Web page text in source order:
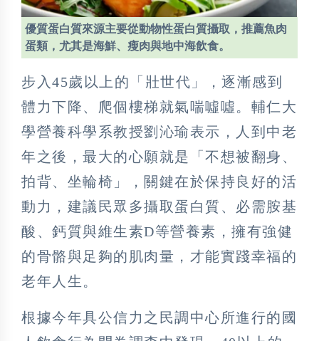
優質蛋白質來源主要從動物性蛋白質攝取，推薦魚肉
蛋類，尤其是海鮮、瘦肉與地中海飲食。
步入45歲以上的「壯世代」，逐漸感到
體力下降、爬個樓梯就氣喘噓噓。輔仁大
學營養科學系教授劉沁瑜表示，人到中老
年之後，最大的心願就是「不想被翻身、
拍背、坐輪椅」，關鍵在於保持良好的活
動力，建議民眾多攝取蛋白質、必需胺基
酸、鈣質與維生素D等營養素，擁有強健
的骨骼與足夠的肌肉量，才能實踐幸福的
老年人生。
根據今年具公信力之民調中心所進行的國